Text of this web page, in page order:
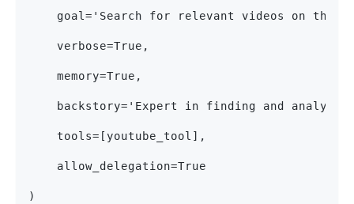
goal='Search for relevant videos on the
    verbose=True,
    memory=True,
backstory='Expert in finding and
    tools=[youtube_tool],
    allow_delegation=True
)